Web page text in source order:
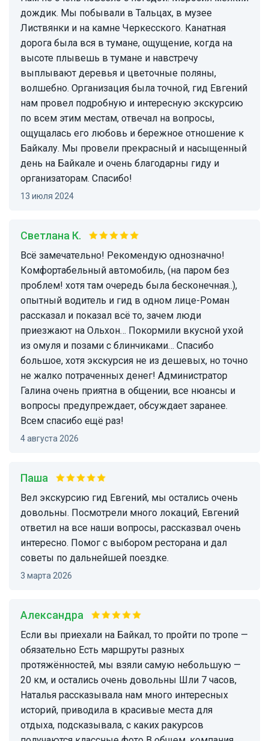
дождик. Мы побывали в Тальцах, в музее
Листвянки и на камне Черкесского. Канатная
дорога была вся в тумане, ощущение, когда на
высоте плывешь в тумане и навстречу
выплывают деревья и цветочные поляны,
волшебно. Организация была точной, гид Евгений
нам провел подробную и интересную экскурсию
по всем этим местам, отвечал на вопросы,
ощущалась его любовь и бережное отношение к
Байкалу. Мы провели прекрасный и насыщенный
день на Байкале и очень благодарны гиду и
организаторам. Спасибо!
13 июля 2024
Светлана К.
Всё замечательно! Рекомендую однозначно!
Комфортабельный автомобиль, (на паром без
проблем! хотя там очередь была бесконечная..),
опытный водитель и гид в одном лице-Роман
рассказал и показал всё то, зачем люди
приезжают на Ольхон… Покормили вкусной ухой
из омуля и позами с блинчиками… Спасибо
большое, хотя экскурсия не из дешевых, но точно
не жалко потраченных денег! Администратор
Галина очень приятна в общении, все нюансы и
вопросы предупреждает, обсуждает заранее.
Всем спасибо ещё раз!
4 августа 2026
Паша
Вел экскурсию гид Евгений, мы остались очень
довольны. Посмотрели много локаций, Евгений
ответил на все наши вопросы, рассказвал очень
интересно. Помог с выбором ресторана и дал
советы по дальнейшей поездке.
3 марта 2026
Александра
Если вы приехали на Байкал, то пройти по тропе —
обязательно Есть маршруты разных
протяжённостей, мы взяли самую небольшую —
20 км, и остались очень довольны Шли 7 часов,
Наталья рассказывала нам много интересных
историй, приводила в красивые места для
отдыха, подсказывала, с каких ракурсов